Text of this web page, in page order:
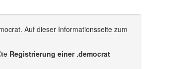
Auf dieser Informationsseite zum
Registrierung einer .democrat